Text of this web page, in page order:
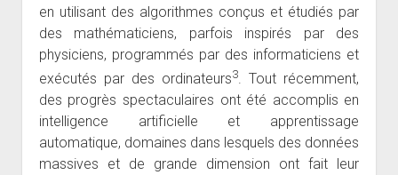
en utilisant des algorithmes conçus et étudiés par
des mathématiciens, parfois inspirés par des
physiciens, programmés par des informaticiens et
exécutés par des ordinateurs3. Tout récemment,
des progrès spectaculaires ont été accomplis en
intelligence artificielle et apprentissage
automatique, domaines dans lesquels des données
massives et de grande dimension ont fait leur